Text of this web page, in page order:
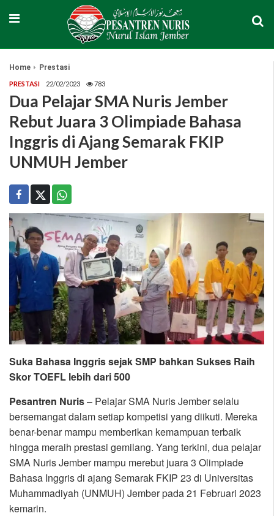
Home Prestasi
PRESTASI 22/02/2023 783
Dua Pelajar SMA Nuris Jember
Rebut Juara 3 Olimpiade Bahasa
Inggris di Ajang Semarak FKIP
UNMUH Jember
Suka Bahasa Inggris sejak SMP bahkan Sukses Raih
Skor TOEFL lebih dari 500
Pesantren Nuris– Pelajar SMA Nuris Jember selalu
bersemangat dalam setiap kompetisi yang diikuti. Mereka
benar-benar mampu memberikan kemampuan terbaik
hingga meraih prestasi gemilang. Yang terkini, dua pelajar
SMA Nuris Jember mampu merebut juara 3 Olimpiade
Bahasa Inggris di ajang Semarak FKIP 23 di Universitas
Muhammadiyah (UNMUH) Jember pada 21 Februari 2023
kemarin.